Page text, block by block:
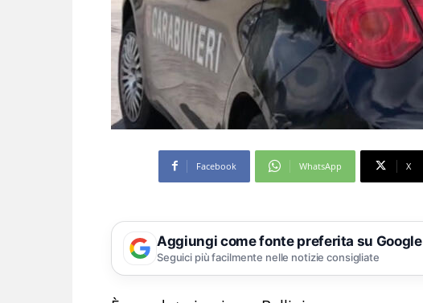
Facebook WhatsApp X
Aggiungi come fonte preferita su Google
Seguici più facilmente nelle notizie consigliate